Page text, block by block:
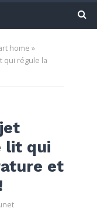
home »
qui régule la
lit qui
et